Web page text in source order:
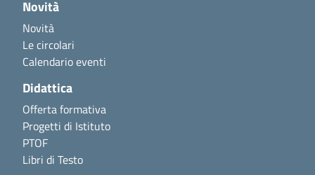
Novità
Novità
Le circolari
Calendario eventi
Didattica
Offerta formativa
Progetti di Istituto
PTOF
Libri di Testo